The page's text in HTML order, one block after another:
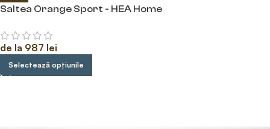
Saltea Orange Sport - HEA Home
de la 987 lei
Selectează opțiunile